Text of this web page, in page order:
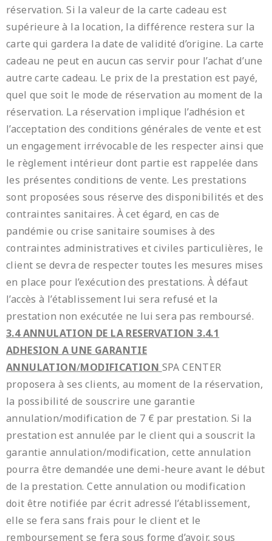
réservation. Si la valeur de la carte cadeau est
supérieure à la location, la différence restera sur la
carte qui gardera la date de validité d’origine. La carte
cadeau ne peut en aucun cas servir pour l’achat d’une
autre carte cadeau. Le prix de la prestation est payé,
quel que soit le mode de réservation au moment de la
réservation. La réservation implique l’adhésion et
l’acceptation des conditions générales de vente et est
un engagement irrévocable de les respecter ainsi que
le règlement intérieur dont partie est rappelée dans
les présentes conditions de vente. Les prestations
sont proposées sous réserve des disponibilités et des
contraintes sanitaires. À cet égard, en cas de
pandémie ou crise sanitaire soumises à des
contraintes administratives et civiles particulières, le
client se devra de respecter toutes les mesures mises
en place pour l’exécution des prestations. À défaut
l’accès à l’établissement lui sera refusé et la
prestation non exécutée ne lui sera pas remboursé.
3.4 ANNULATION DE LA RESERVATION3.4.1
ADHESION A UNE GARANTIE
ANNULATION/MODIFICATION SPA CENTER
proposera à ses clients, au moment de la réservation,
la possibilité de souscrire une garantie
annulation/modification de 7 € par prestation. Si la
prestation est annulée par le client qui a souscrit la
garantie annulation/modification, cette annulation
pourra être demandée une demi-heure avant le début
de la prestation. Cette annulation ou modification
doit être notifiée par écrit adressé l’établissement,
elle se fera sans frais pour le client et le
remboursement se fera sous forme d’avoir, sous